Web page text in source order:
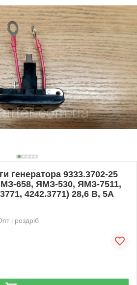
генератора 9333.3702-25
658, ЯМЗ-530, ЯМЗ-7511,
4242.3771) 28,6 В, 5А
і роздріб